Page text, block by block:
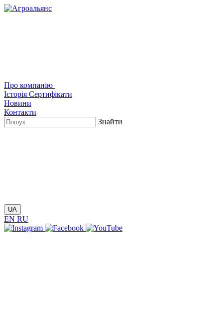
Про компанію
Історія Сертифікати
Новини
Контакти
Знайти
UA
EN RU